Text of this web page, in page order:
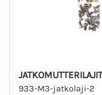
933-M3-jatkolaji-2